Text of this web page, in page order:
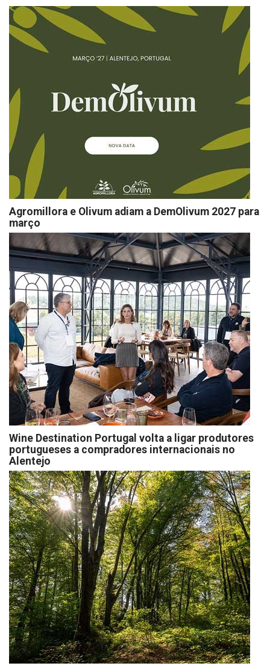
Agromillora e Olivum adiam a DemOlivum 2027 para
março
Wine Destination Portugal volta a ligar produtores
portugueses a compradores internacionais no
Alentejo